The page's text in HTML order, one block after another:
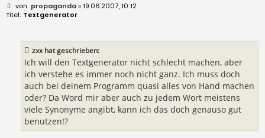
B
e
propaganda» 19.06.2007, 10:12
Textgenerator
zxx hat geschrieben:
Ich will den Textgenerator nicht schlecht machen, aber
ich verstehe es immer noch nicht ganz. Ich muss doch
auch bei deinem Programm quasi alles von Hand machen
oder? Da Word mir aber auch zu jedem Wort meistens
viele Synonyme angibt, kann ich das doch genauso gut
benutzen!?